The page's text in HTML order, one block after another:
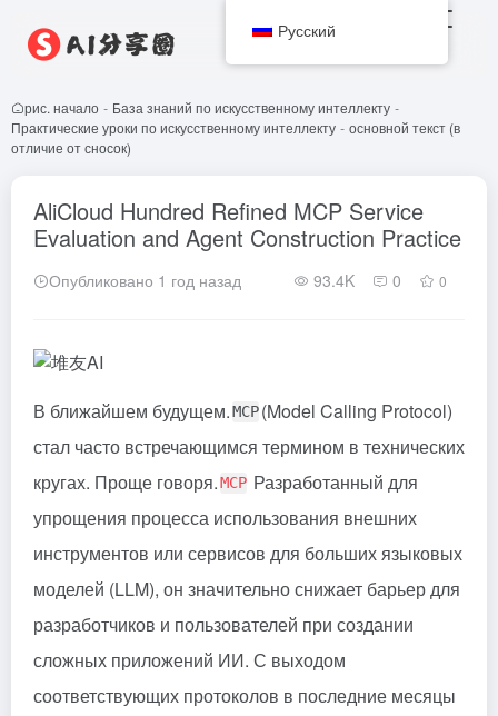
рис. начало - База знаний по искусственному интеллекту -
Практические уроки по искусственному интеллекту - основной текст (в
отличие от сносок)
AliCloud Hundred Refined MCP Service
Evaluation and Agent Construction Practice
Опубликовано 1 год назад 93.4K 0 0
В ближайшем будущем.MCP(Model Calling Protocol)
стал часто встречающимся термином в технических
кругах. Проще говоря.MCP Разработанный для
упрощения процесса использования внешних
инструментов или сервисов для больших языковых
моделей (LLM), он значительно снижает барьер для
разработчиков и пользователей при создании
сложных приложений ИИ. С выходом
соответствующих протоколов в последние месяцы
Русский